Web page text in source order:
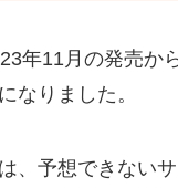
年11月の発売か
なりました。
、予想できない